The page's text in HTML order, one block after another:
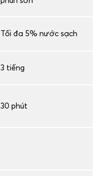
Tối đa 5% nước sạch
3 tiếng
30 phút